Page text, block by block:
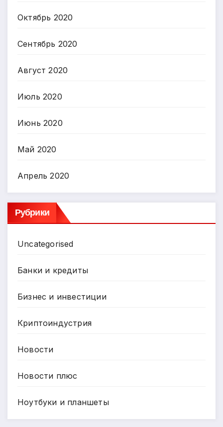
Октябрь 2020
Сентябрь 2020
Август 2020
Июль 2020
Июнь 2020
Май 2020
Апрель 2020
Рубрики
Uncategorised
Банки и кредиты
Бизнес и инвестиции
Криптоиндустрия
Новости
Новости плюс
Ноутбуки и планшеты